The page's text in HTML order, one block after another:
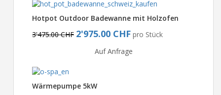
Hotpot Outdoor Badewanne mit Holzofen
3'475.00 CHF 2'975.00 CHF pro Stück
Auf Anfrage
Wärmepumpe 5kW